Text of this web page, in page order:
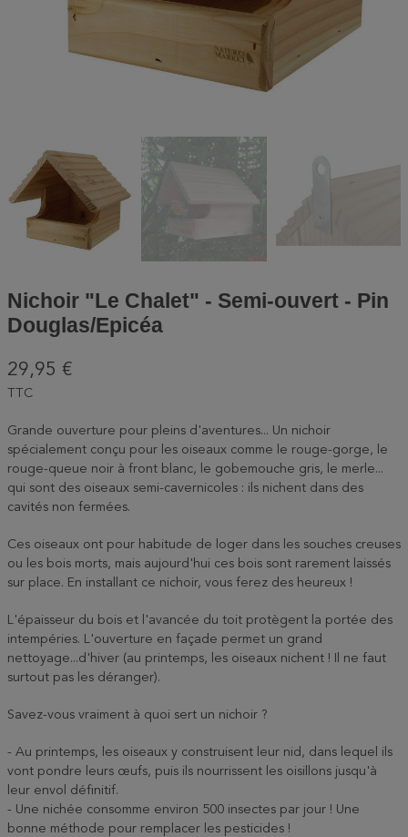
Nichoir "Le Chalet" - Semi-ouvert - Pin
Douglas/Epicéa
29,95 €
TTC
Grande ouverture pour pleins d'aventures... Un nichoir
spécialement conçu pour les oiseaux comme le rouge-gorge, le
rouge-queue noir à front blanc, le gobemouche gris, le merle...
qui sont des oiseaux semi-cavernicoles : ils nichent dans des
cavités non fermées.
Ces oiseaux ont pour habitude de loger dans les souches creuses
ou les bois morts, mais aujourd'hui ces bois sont rarement laissés
sur place. En installant ce nichoir, vous ferez des heureux !
L'épaisseur du bois et l'avancée du toit protègent la portée des
intempéries. L'ouverture en façade permet un grand
nettoyage...d'hiver (au printemps, les oiseaux nichent ! Il ne faut
surtout pas les déranger).
Savez-vous vraiment à quoi sert un nichoir ?
- Au printemps, les oiseaux y construisent leur nid, dans lequel ils
vont pondre leurs œufs, puis ils nourrissent les oisillons jusqu'à
leur envol définitif.
- Une nichée consomme environ 500 insectes par jour ! Une
bonne méthode pour remplacer les pesticides !